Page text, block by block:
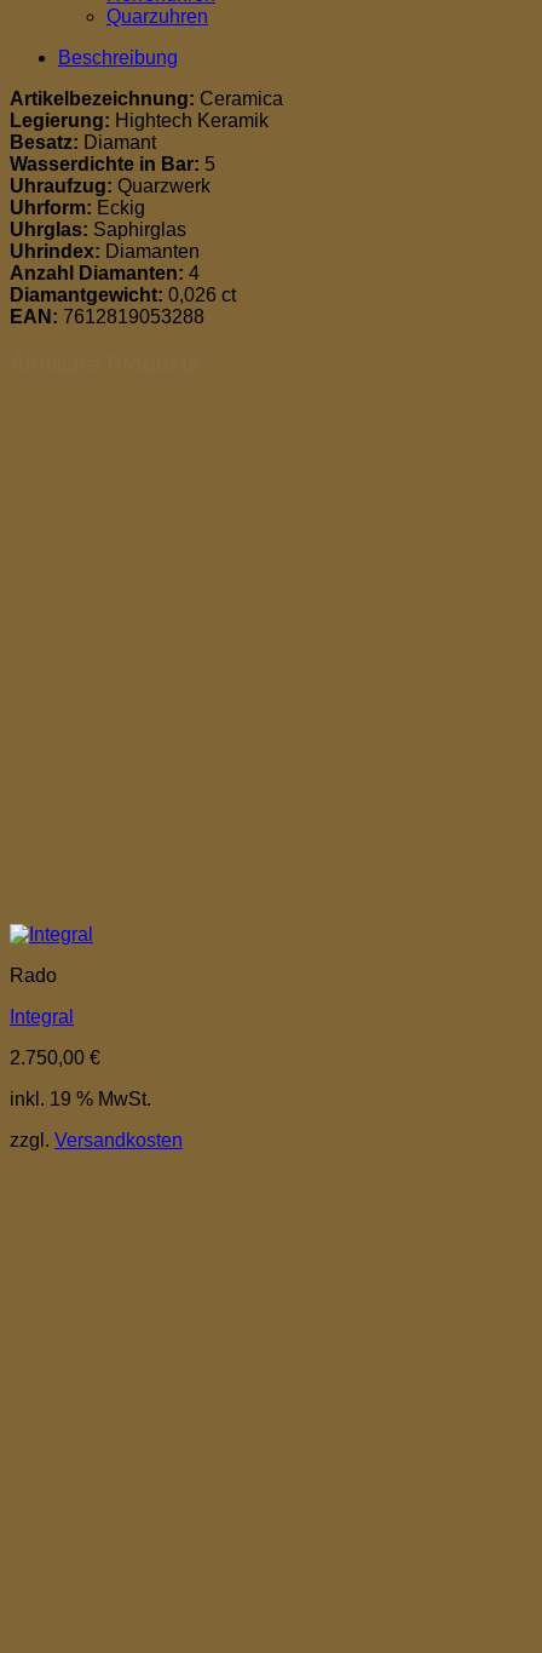
Quarzuhren
Beschreibung
Artikelbezeichnung: Ceramica
Legierung: Hightech Keramik
Besatz: Diamant
Wasserdichte in Bar: 5
Uhraufzug: Quarzwerk
Uhrform: Eckig
Uhrglas: Saphirglas
Uhrindex: Diamanten
Anzahl Diamanten: 4
Diamantgewicht: 0,026 ct
EAN: 7612819053288
Rado
Integral
2.750,00 €
inkl. 19 % MwSt.
zzgl. Versandkosten